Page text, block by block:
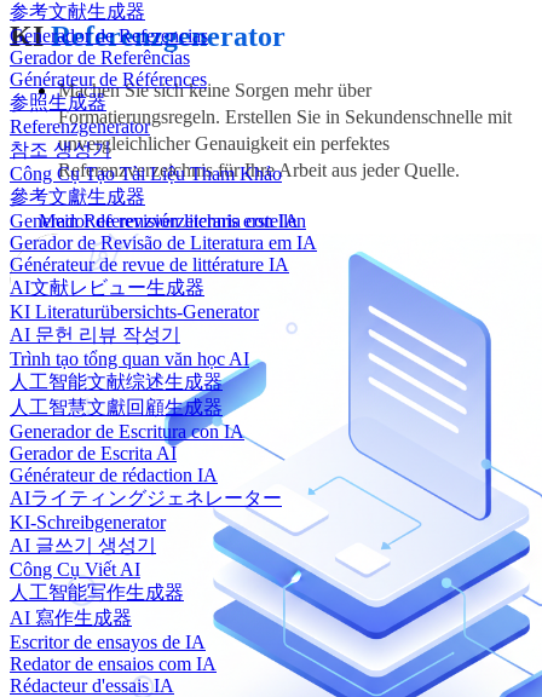
参考文献生成器
Generador de Referencias
Gerador de Referências
Générateur de Références
参照生成器
Referenzgenerator
참조 생성기
Công Cụ Tạo Tài Liệu Tham Khảo
參考文獻生成器
Generador de revisión literaria con IA
Gerador de Revisão de Literatura em IA
Générateur de revue de littérature IA
AI文献レビュー生成器
KI Literaturübersichts-Generator
AI 문헌 리뷰 작성기
Trình tạo tổng quan văn học AI
人工智能文献综述生成器
人工智慧文獻回顧生成器
Generador de Escritura con IA
Gerador de Escrita AI
Générateur de rédaction IA
AIライティングジェネレーター
KI-Schreibgenerator
AI 글쓰기 생성기
Công Cụ Viết AI
人工智能写作生成器
AI 寫作生成器
Escritor de ensayos de IA
Redator de ensaios com IA
Rédacteur d'essais IA
KIReferenzgenerator
Machen Sie sich keine Sorgen mehr über
Formatierungsregeln. Erstellen Sie in Sekundenschnelle mit
unvergleichlicher Genauigkeit ein perfektes
Referenzverzeichnis für Ihre Arbeit aus jeder Quelle.
Mein Referenzverzeichnis erstellen